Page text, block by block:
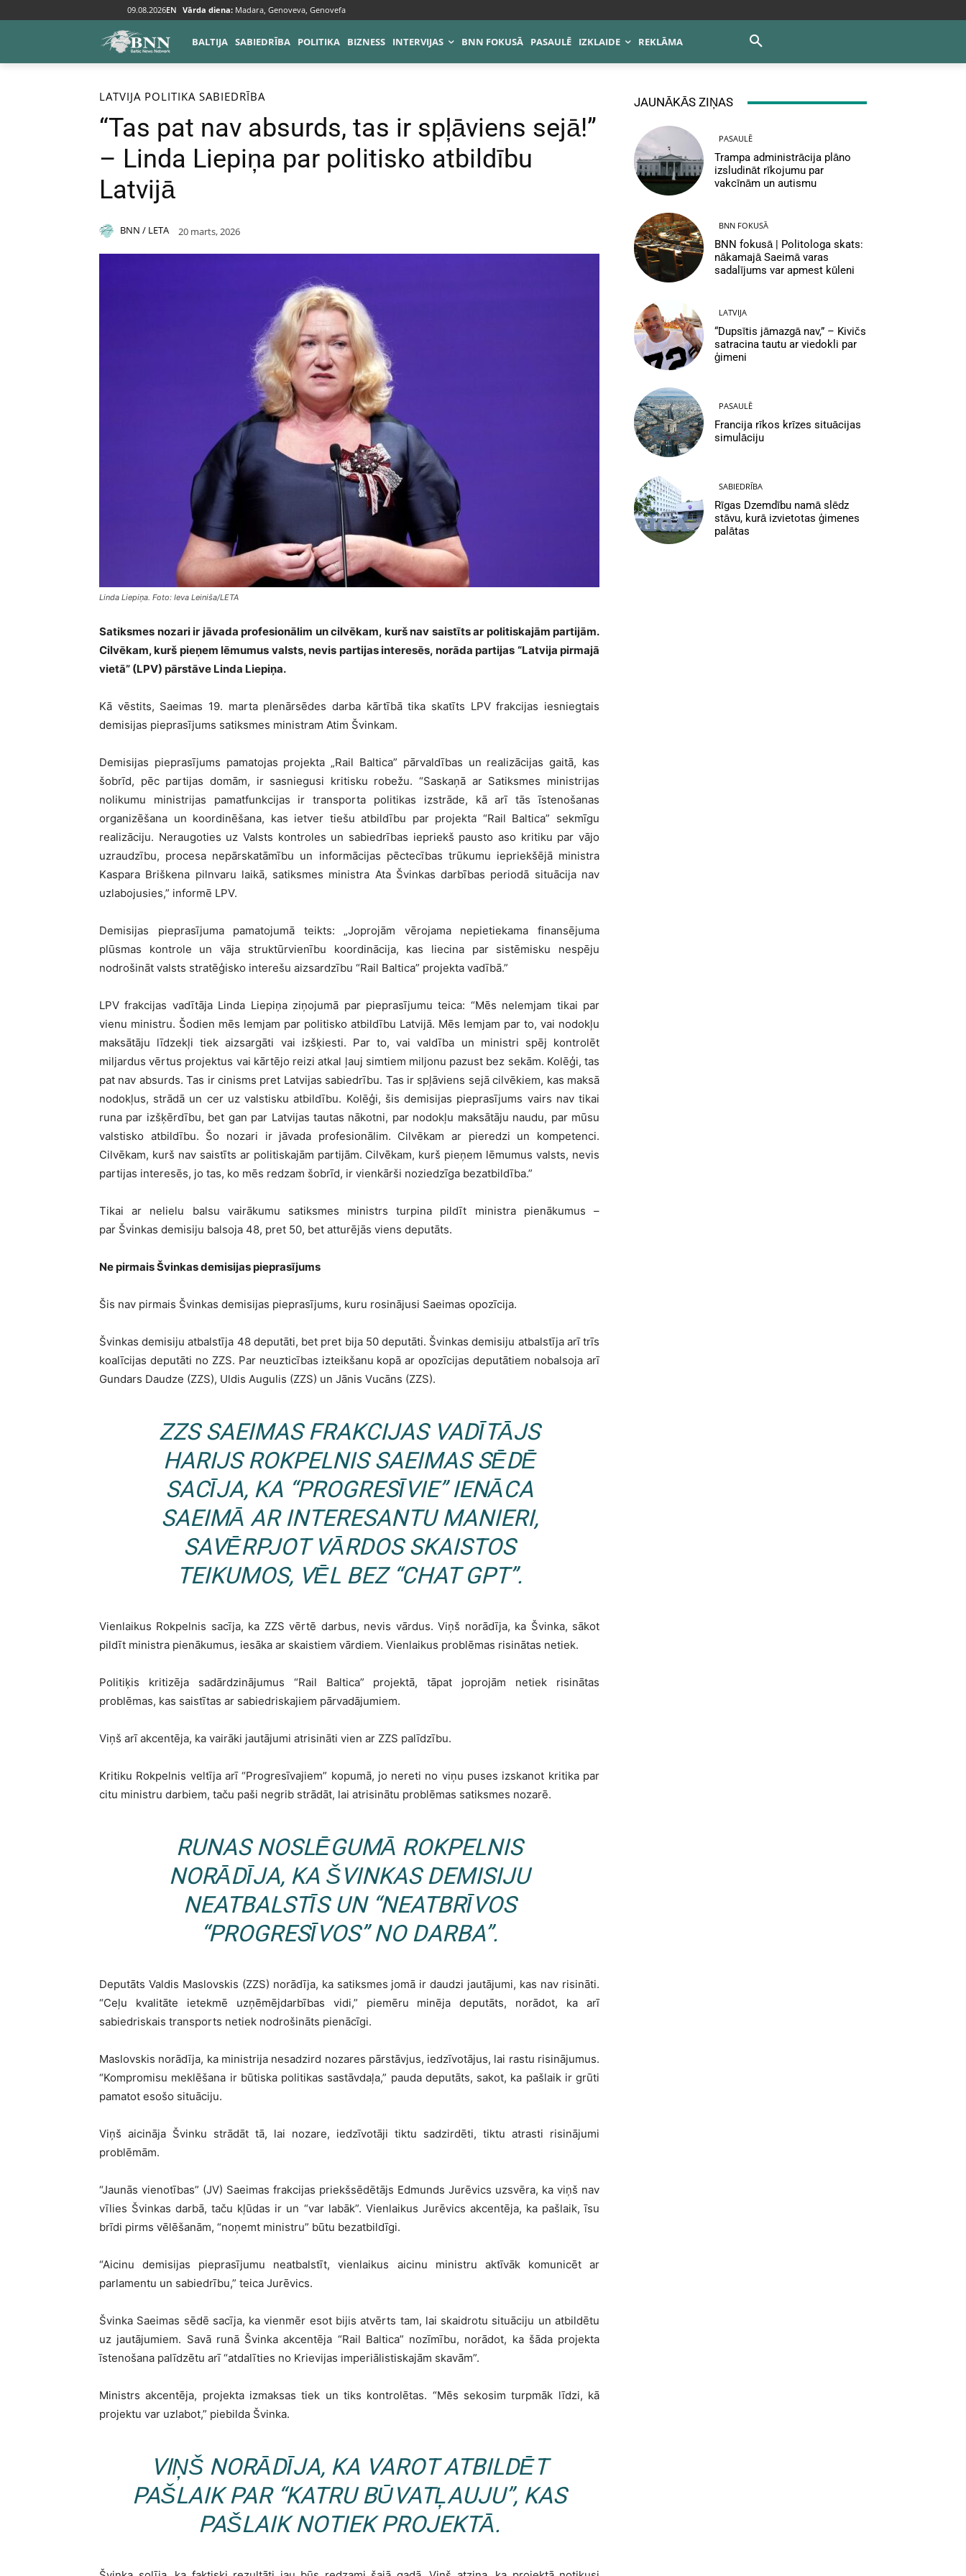
09.08.2026EN Vārda diena: Madara, Genoveva, Genovefa
BALTIJA SABIEDRĪBA POLITIKA BIZNESS INTERVIJAS BNN FOKUSĀ PASAULĒ IZKLAIDE REKLĀMA
Sākums Baltija Latvija
LATVIJA POLITIKA SABIEDRĪBA
“Tas pat nav absurds, tas ir spļāviens sejā!”
– Linda Liepiņa par politisko atbildību
Latvijā
BNN / LETA 20 marts, 2026
Linda Liepiņa. Foto: Ieva Leiniša/LETA
Satiksmes nozari ir jāvada profesionālim un cilvēkam, kurš nav saistīts ar politiskajām partijām.
Cilvēkam, kurš pieņem lēmumus valsts, nevis partijas interesēs, norāda partijas “Latvija pirmajā
vietā” (LPV) pārstāve Linda Liepiņa.
Kā vēstits, Saeimas 19. marta plenārsēdes darba kārtībā tika skatīts LPV frakcijas iesniegtais
demisijas pieprasījums satiksmes ministram Atim Švinkam.
Demisijas pieprasījums pamatojas projekta „Rail Baltica” pārvaldības un realizācijas gaitā, kas
šobrīd, pēc partijas domām, ir sasniegusi kritisku robežu. “Saskaņā ar Satiksmes ministrijas
nolikumu ministrijas pamatfunkcijas ir transporta politikas izstrāde, kā arī tās īstenošanas
organizēšana un koordinēšana, kas ietver tiešu atbildību par projekta “Rail Baltica” sekmīgu
realizāciju. Neraugoties uz Valsts kontroles un sabiedrības iepriekš pausto aso kritiku par vājo
uzraudzību, procesa nepārskatāmību un informācijas pēctecības trūkumu iepriekšējā ministra
Kaspara Briškena pilnvaru laikā, satiksmes ministra Ata Švinkas darbības periodā situācija nav
uzlabojusies,” informē LPV.
Demisijas pieprasījuma pamatojumā teikts: „Joprojām vērojama nepietiekama finansējuma
plūsmas kontrole un vāja struktūrvienību koordinācija, kas liecina par sistēmisku nespēju
nodrošināt valsts stratēģisko interešu aizsardzību “Rail Baltica” projekta vadībā.”
LPV frakcijas vadītāja Linda Liepiņa ziņojumā par pieprasījumu teica: “Mēs nelemjam tikai par
vienu ministru. Šodien mēs lemjam par politisko atbildību Latvijā. Mēs lemjam par to, vai nodokļu
maksātāju līdzekļi tiek aizsargāti vai izšķiesti. Par to, vai valdība un ministri spēj kontrolēt
miljardus vērtus projektus vai kārtējo reizi atkal ļauj simtiem miljonu pazust bez sekām. Kolēģi, tas
pat nav absurds. Tas ir cinisms pret Latvijas sabiedrību. Tas ir spļāviens sejā cilvēkiem, kas maksā
nodokļus, strādā un cer uz valstisku atbildību. Kolēģi, šis demisijas pieprasījums vairs nav tikai
runa par izšķērdību, bet gan par Latvijas tautas nākotni, par nodokļu maksātāju naudu, par mūsu
valstisko atbildību. Šo nozari ir jāvada profesionālim. Cilvēkam ar pieredzi un kompetenci.
Cilvēkam, kurš nav saistīts ar politiskajām partijām. Cilvēkam, kurš pieņem lēmumus valsts, nevis
partijas interesēs, jo tas, ko mēs redzam šobrīd, ir vienkārši noziedzīga bezatbildība.”
Tikai ar nelielu balsu vairākumu satiksmes ministrs turpina pildīt ministra pienākumus –
par Švinkas demisiju balsoja 48, pret 50, bet atturējās viens deputāts.
Ne pirmais Švinkas demisijas pieprasījums
Šis nav pirmais Švinkas demisijas pieprasījums, kuru rosinājusi Saeimas opozīcija.
Švinkas demisiju atbalstīja 48 deputāti, bet pret bija 50 deputāti. Švinkas demisiju atbalstīja arī trīs
koalīcijas deputāti no ZZS. Par neuzticības izteikšanu kopā ar opozīcijas deputātiem nobalsoja arī
Gundars Daudze (ZZS), Uldis Augulis (ZZS) un Jānis Vucāns (ZZS).
ZZS SAEIMAS FRAKCIJAS VADĪTĀJS
HARIJS ROKPELNIS SAEIMAS SĒDĒ
SACĪJA, KA “PROGRESĪVIE” IENĀCA
SAEIMĀ AR INTERESANTU MANIERI,
SAVĒRPJOT VĀRDOS SKAISTOS
TEIKUMOS, VĒL BEZ “CHAT GPT”.
Vienlaikus Rokpelnis sacīja, ka ZZS vērtē darbus, nevis vārdus. Viņš norādīja, ka Švinka, sākot
pildīt ministra pienākumus, iesāka ar skaistiem vārdiem. Vienlaikus problēmas risinātas netiek.
Politiķis kritizēja sadārdzinājumus “Rail Baltica” projektā, tāpat joprojām netiek risinātas
problēmas, kas saistītas ar sabiedriskajiem pārvadājumiem.
Viņš arī akcentēja, ka vairāki jautājumi atrisināti vien ar ZZS palīdzību.
Kritiku Rokpelnis veltīja arī “Progresīvajiem” kopumā, jo nereti no viņu puses izskanot kritika par
citu ministru darbiem, taču paši negrib strādāt, lai atrisinātu problēmas satiksmes nozarē.
RUNAS NOSLĒGUMĀ ROKPELNIS
NORĀDĪJA, KA ŠVINKAS DEMISIJU
NEATBALSTĪS UN “NEATBRĪVOS
“PROGRESĪVOS” NO DARBA”.
Deputāts Valdis Maslovskis (ZZS) norādīja, ka satiksmes jomā ir daudzi jautājumi, kas nav risināti.
“Ceļu kvalitāte ietekmē uzņēmējdarbības vidi,” piemēru minēja deputāts, norādot, ka arī
sabiedriskais transports netiek nodrošināts pienācīgi.
Maslovskis norādīja, ka ministrija nesadzird nozares pārstāvjus, iedzīvotājus, lai rastu risinājumus.
“Kompromisu meklēšana ir būtiska politikas sastāvdaļa,” pauda deputāts, sakot, ka pašlaik ir grūti
pamatot esošo situāciju.
Viņš aicināja Švinku strādāt tā, lai nozare, iedzīvotāji tiktu sadzirdēti, tiktu atrasti risinājumi
problēmām.
“Jaunās vienotības” (JV) Saeimas frakcijas priekšsēdētājs Edmunds Jurēvics uzsvēra, ka viņš nav
vīlies Švinkas darbā, taču kļūdas ir un “var labāk”. Vienlaikus Jurēvics akcentēja, ka pašlaik, īsu
brīdi pirms vēlēšanām, “noņemt ministru” būtu bezatbildīgi.
“Aicinu demisijas pieprasījumu neatbalstīt, vienlaikus aicinu ministru aktīvāk komunicēt ar
parlamentu un sabiedrību,” teica Jurēvics.
Švinka Saeimas sēdē sacīja, ka vienmēr esot bijis atvērts tam, lai skaidrotu situāciju un atbildētu
uz jautājumiem. Savā runā Švinka akcentēja “Rail Baltica” nozīmību, norādot, ka šāda projekta
īstenošana palīdzētu arī “atdalīties no Krievijas imperiālistiskajām skavām”.
Ministrs akcentēja, projekta izmaksas tiek un tiks kontrolētas. “Mēs sekosim turpmāk līdzi, kā
projektu var uzlabot,” piebilda Švinka.
VIŅŠ NORĀDĪJA, KA VAROT ATBILDĒT
PAŠLAIK PAR “KATRU BŪVATĻAUJU”, KAS
PAŠLAIK NOTIEK PROJEKTĀ.
JAUNĀKĀS ZIŅAS
PASAULĒ
Trampa administrācija plāno
izsludināt rīkojumu par
vakcīnām un autismu
BNN FOKUSĀ
BNN fokusā | Politologa skats:
nākamajā Saeimā varas
sadalījums var apmest kūleni
LATVIJA
“Dupsītis jāmazgā nav,” – Kivičs
satracina tautu ar viedokli par
ģimeni
PASAULĒ
Francija rīkos krīzes situācijas
simulāciju
SABIEDRĪBA
Rīgas Dzemdību namā slēdz
stāvu, kurā izvietotas ģimenes
palātas